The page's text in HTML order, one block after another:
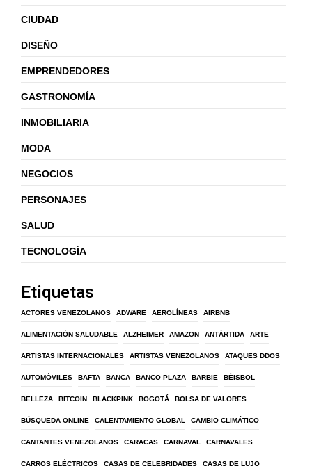
CIUDAD
DISEÑO
EMPRENDEDORES
GASTRONOMÍA
INMOBILIARIA
MODA
NEGOCIOS
PERSONAJES
SALUD
TECNOLOGÍA
Etiquetas
ACTORES VENEZOLANOS ADWARE AEROLÍNEAS AIRBNB
ALIMENTACIÓN SALUDABLE ALZHEIMER AMAZON ANTÁRTIDA ARTE
ARTISTAS INTERNACIONALES ARTISTAS VENEZOLANOS ATAQUES DDOS
AUTOMÓVILES BAFTA BANCA BANCO PLAZA BARBIE BÉISBOL
BELLEZA BITCOIN BLACKPINK BOGOTÁ BOLSA DE VALORES
BÚSQUEDA ONLINE CALENTAMIENTO GLOBAL CAMBIO CLIMÁTICO
CANTANTES VENEZOLANOS CARACAS CARNAVAL CARNAVALES
CARROS ELÉCTRICOS CASAS DE CELEBRIDADES CASAS DE LUJO